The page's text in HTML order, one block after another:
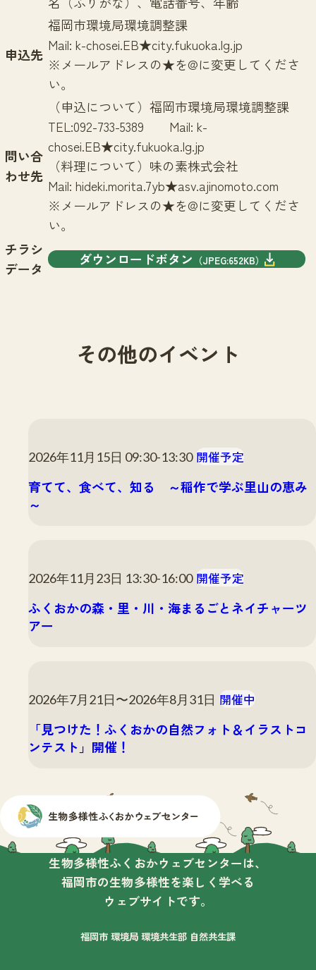
申込先
福岡市環境局環境調整課
Mail: k-chosei.EB★city.fukuoka.lg.jp
※メールアドレスの★を@に変更してくださ
い。
問い合
わせ先
（申込について）福岡市環境局環境調整課
TEL:092-733-5389 Mail: k-
chosei.EB★city.fukuoka.lg.jp
（料理について）味の素株式会社
Mail: hideki.morita.7yb★asv.ajinomoto.com
※メールアドレスの★を@に変更してくださ
い。
チラシ
データ
ダウンロードボタン （JPEG:652KB）
その他のイベント
2026年11月15日 09:30-13:30 開催予定
育てて、食べて、知る ～稲作で学ぶ里山の恵み
～
2026年11月23日 13:30-16:00 開催予定
ふくおかの森・里・川・海まるごとネイチャーツ
アー
2026年7月21日〜2026年8月31日 開催中
「見つけた！ふくおかの自然フォト＆イラストコ
ンテスト」開催！
生物多様性ふくおかウェブセンターは、
福岡市の生物多様性を楽しく学べる
ウェブサイトです。
福岡市 環境局 環境共生部 自然共生課